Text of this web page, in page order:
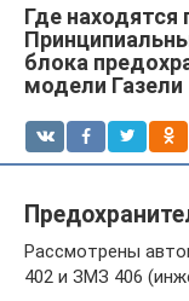
Где находятся
блока
модели Газели
Рассмотрены
402 и ЗМЗ 406